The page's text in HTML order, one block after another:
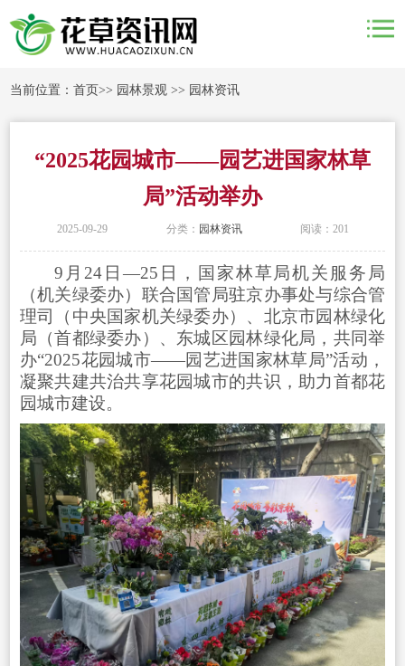
当前位置：首页>> 园林景观 >> 园林资讯
“2025花园城市——园艺进国家林草
局”活动举办
2025-09-29 分类： 园林资讯 阅读：201
9月24日—25日，国家林草局机关服务局
（机关绿委办）联合国管局驻京办事处与综合管
理司（中央国家机关绿委办）、北京市园林绿化
局（首都绿委办）、东城区园林绿化局，共同举
办“2025花园城市——园艺进国家林草局”活动，
凝聚共建共治共享花园城市的共识，助力首都花
园城市建设。